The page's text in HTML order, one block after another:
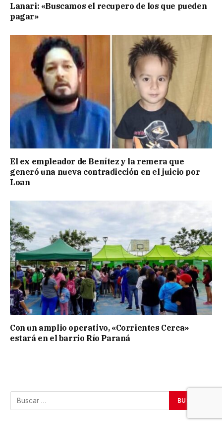
Lanari: «Buscamos el recupero de los que pueden
pagar»
El ex empleador de Benítez y la remera que
generó una nueva contradicción en el juicio por
Loan
Con un amplio operativo, «Corrientes Cerca»
estará en el barrio Río Paraná